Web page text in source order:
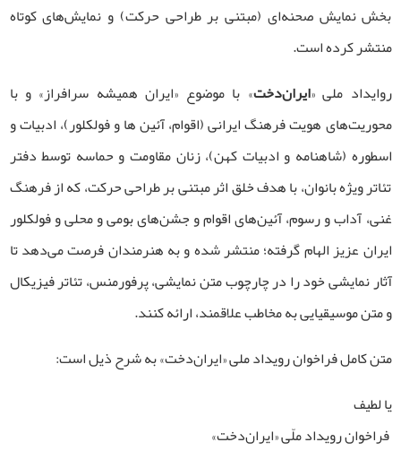
بخش نمایش صحنه‌ای (مبتنی بر طراحی حرکت) و نمایش‌های کوتاه
منتشر کرده است.
روایداد ملی «ایران‌دخت» با موضوع «ایران همیشه سرافراز» و با
محوریت‌های هویت فرهنگ ایرانی (اقوام، آئین ها و فولکلور)، ادبیات و
اسطوره (شاهنامه و ادبیات کهن)، زنان مقاومت و حماسه توسط دفتر
تئاتر ویژه بانوان، با هدف خلق اثر مبتنی بر طراحی حرکت، که از فرهنگ
غنی، آداب و رسوم، آئین‌های اقوام و جشن‌های بومی و محلی و فولکلور
ایران عزیز الهام گرفته؛ منتشر شده و به هنرمندان فرصت می‌دهد تا
آثار نمایشی خود را در چارچوب متن نمایشی، پرفورمنس، تئاتر فیزیکال
و متن موسیقیایی به مخاطب علاقمند، ارائه کنند.
متن کامل فراخوان رویداد ملی «ایران‌دخت» به شرح ذیل است:
یا لطیف
فراخوان رویداد ملّی «ایران‌دخت»